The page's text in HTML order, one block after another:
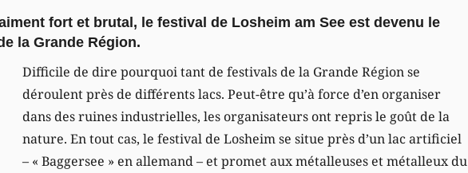
fort et brutal, le festival de Losheim am See est devenu le
la Grande Région.
Difficile de dire pourquoi tant de festivals de la Grande Région se
déroulent près de différents lacs. Peut-être qu’à force d’en organiser
dans des ruines industrielles, les organisateurs ont repris le goût de la
nature. En tout cas, le festival de Losheim se situe près d’un lac artificiel
– « Baggersee » en allemand – et promet aux métalleuses et métalleux du